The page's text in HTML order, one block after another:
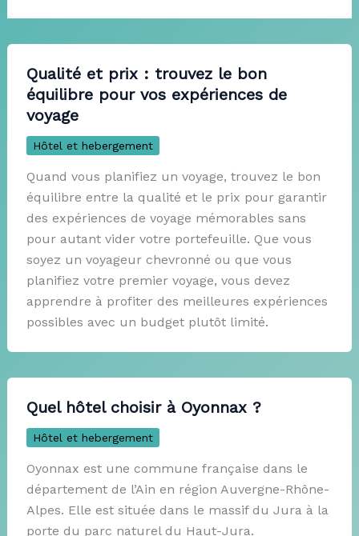
Qualité et prix : trouvez le bon
équilibre pour vos expériences de
voyage
Hôtel et hebergement
Quand vous planifiez un voyage, trouvez le bon
équilibre entre la qualité et le prix pour garantir
des expériences de voyage mémorables sans
pour autant vider votre portefeuille. Que vous
soyez un voyageur chevronné ou que vous
planifiez votre premier voyage, vous devez
apprendre à profiter des meilleures expériences
possibles avec un budget plutôt limité.
Quel hôtel choisir à Oyonnax ?
Hôtel et hebergement
Oyonnax est une commune française dans le
département de l’Ain en région Auvergne-Rhône-
Alpes. Elle est située dans le massif du Jura à la
porte du parc naturel du Haut-Jura.